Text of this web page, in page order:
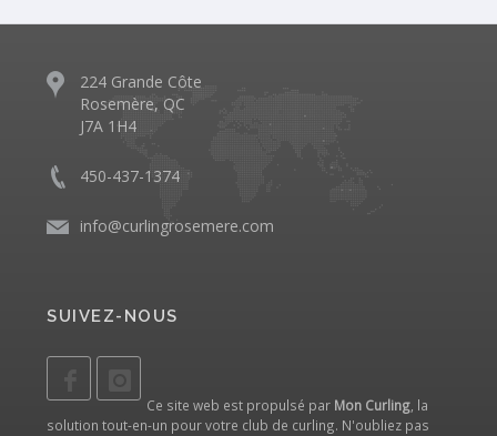
224 Grande Côte
Rosemère, QC
J7A 1H4
450-437-1374
info@curlingrosemere.com
SUIVEZ-NOUS
Ce site web est propulsé par Mon Curling , la
solution tout-en-un pour votre club de curling. N'oubliez pas